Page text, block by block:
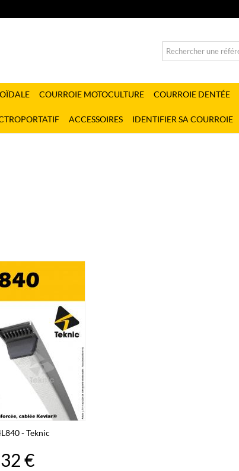
COURROIE MOTOCULTURE COURROIE DENTÉE
ACCESSOIRES IDENTIFIER SA COURROIE
- Teknic
€